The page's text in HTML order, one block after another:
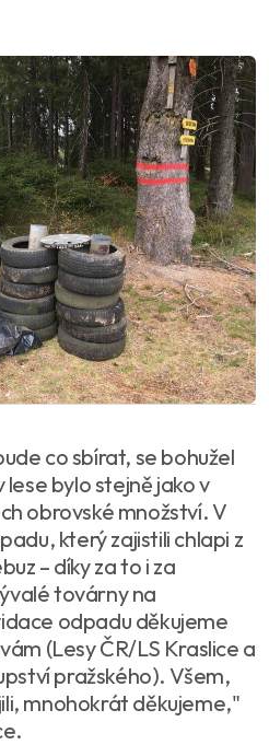
co sbírat, se bohužel
bylo stejně jako v
obrovské množství. V
který zajistili chlapi z
– díky za to i za
továrny na
odpadu děkujeme
(Lesy ČR/LS Kraslice a
pražského). Všem,
mnohokrát děkujeme,"